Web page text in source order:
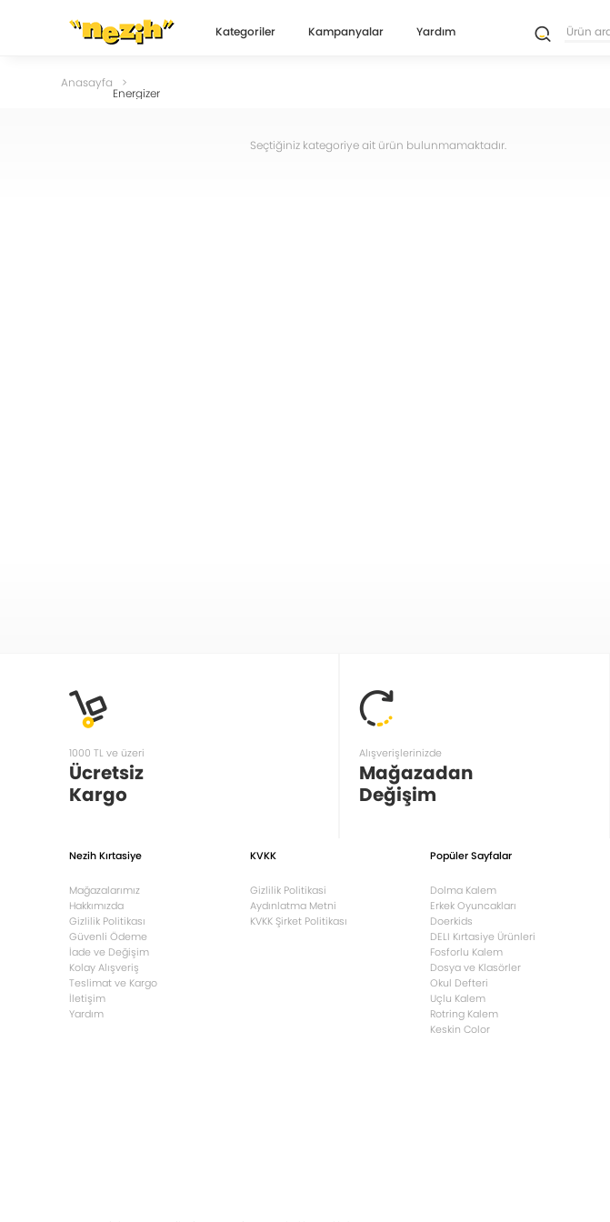
Kategoriler Kampanyalar Yardım
Anasayfa
Energizer
Seçtiğiniz kategoriye ait ürün bulunmamaktadır.
1000 TL ve üzeri
Ücretsiz
Kargo
Alışverişlerinizde
Mağazadan
Değişim
Nezih Kırtasiye
Mağazalarımız
Hakkımızda
Gizlilik Politikası
Güvenli Ödeme
İade ve Değişim
Kolay Alışveriş
Teslimat ve Kargo
İletişim
Yardım
KVKK
Gizlilik Politikasi
Aydınlatma Metni
KVKK Şirket Politikası
Popüler Sayfalar
Dolma Kalem
Erkek Oyuncakları
Doerkids
DELI Kırtasiye Ürünleri
Fosforlu Kalem
Dosya ve Klasörler
Okul Defteri
Uçlu Kalem
Rotring Kalem
Keskin Color